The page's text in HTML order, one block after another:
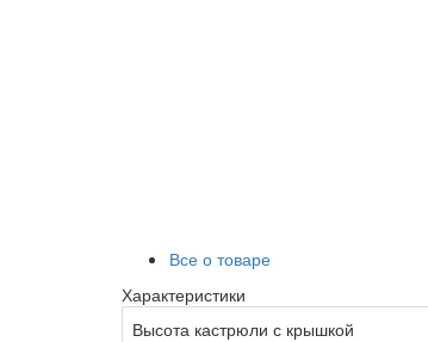
Все о товаре
Характеристики
Высота кастрюли с крышкой